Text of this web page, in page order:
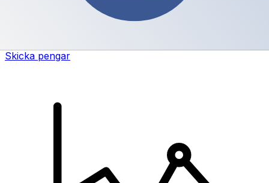
Skicka pengar online snabbt, säkert och enkelt.
Spårning i realtid, notiser och flexibla leverans- och
Skicka pengar